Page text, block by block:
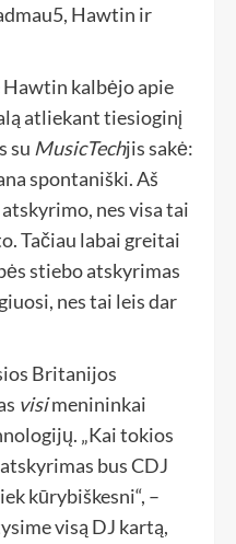
Hawtin ir
kalbėjo apie
atliekant tiesioginį
su MusicTechjis sakė:
spontaniški. Aš
nes visa tai
Tačiau labai greitai
stiebo atskyrimas
nes tai leis dar
Britanijos
visimenininkai
„Kai tokios
bus CDJ
kūrybiškesni“, –
visą DJ kartą,